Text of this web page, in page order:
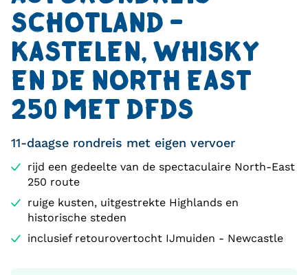
SCHOTLAND -
KASTELEN, WHISKY
EN DE NORTH EAST
250 MET DFDS
11-daagse rondreis met eigen vervoer
rijd een gedeelte van de spectaculaire North-East
250 route
ruige kusten, uitgestrekte Highlands en
historische steden
inclusief retourovertocht IJmuiden - Newcastle